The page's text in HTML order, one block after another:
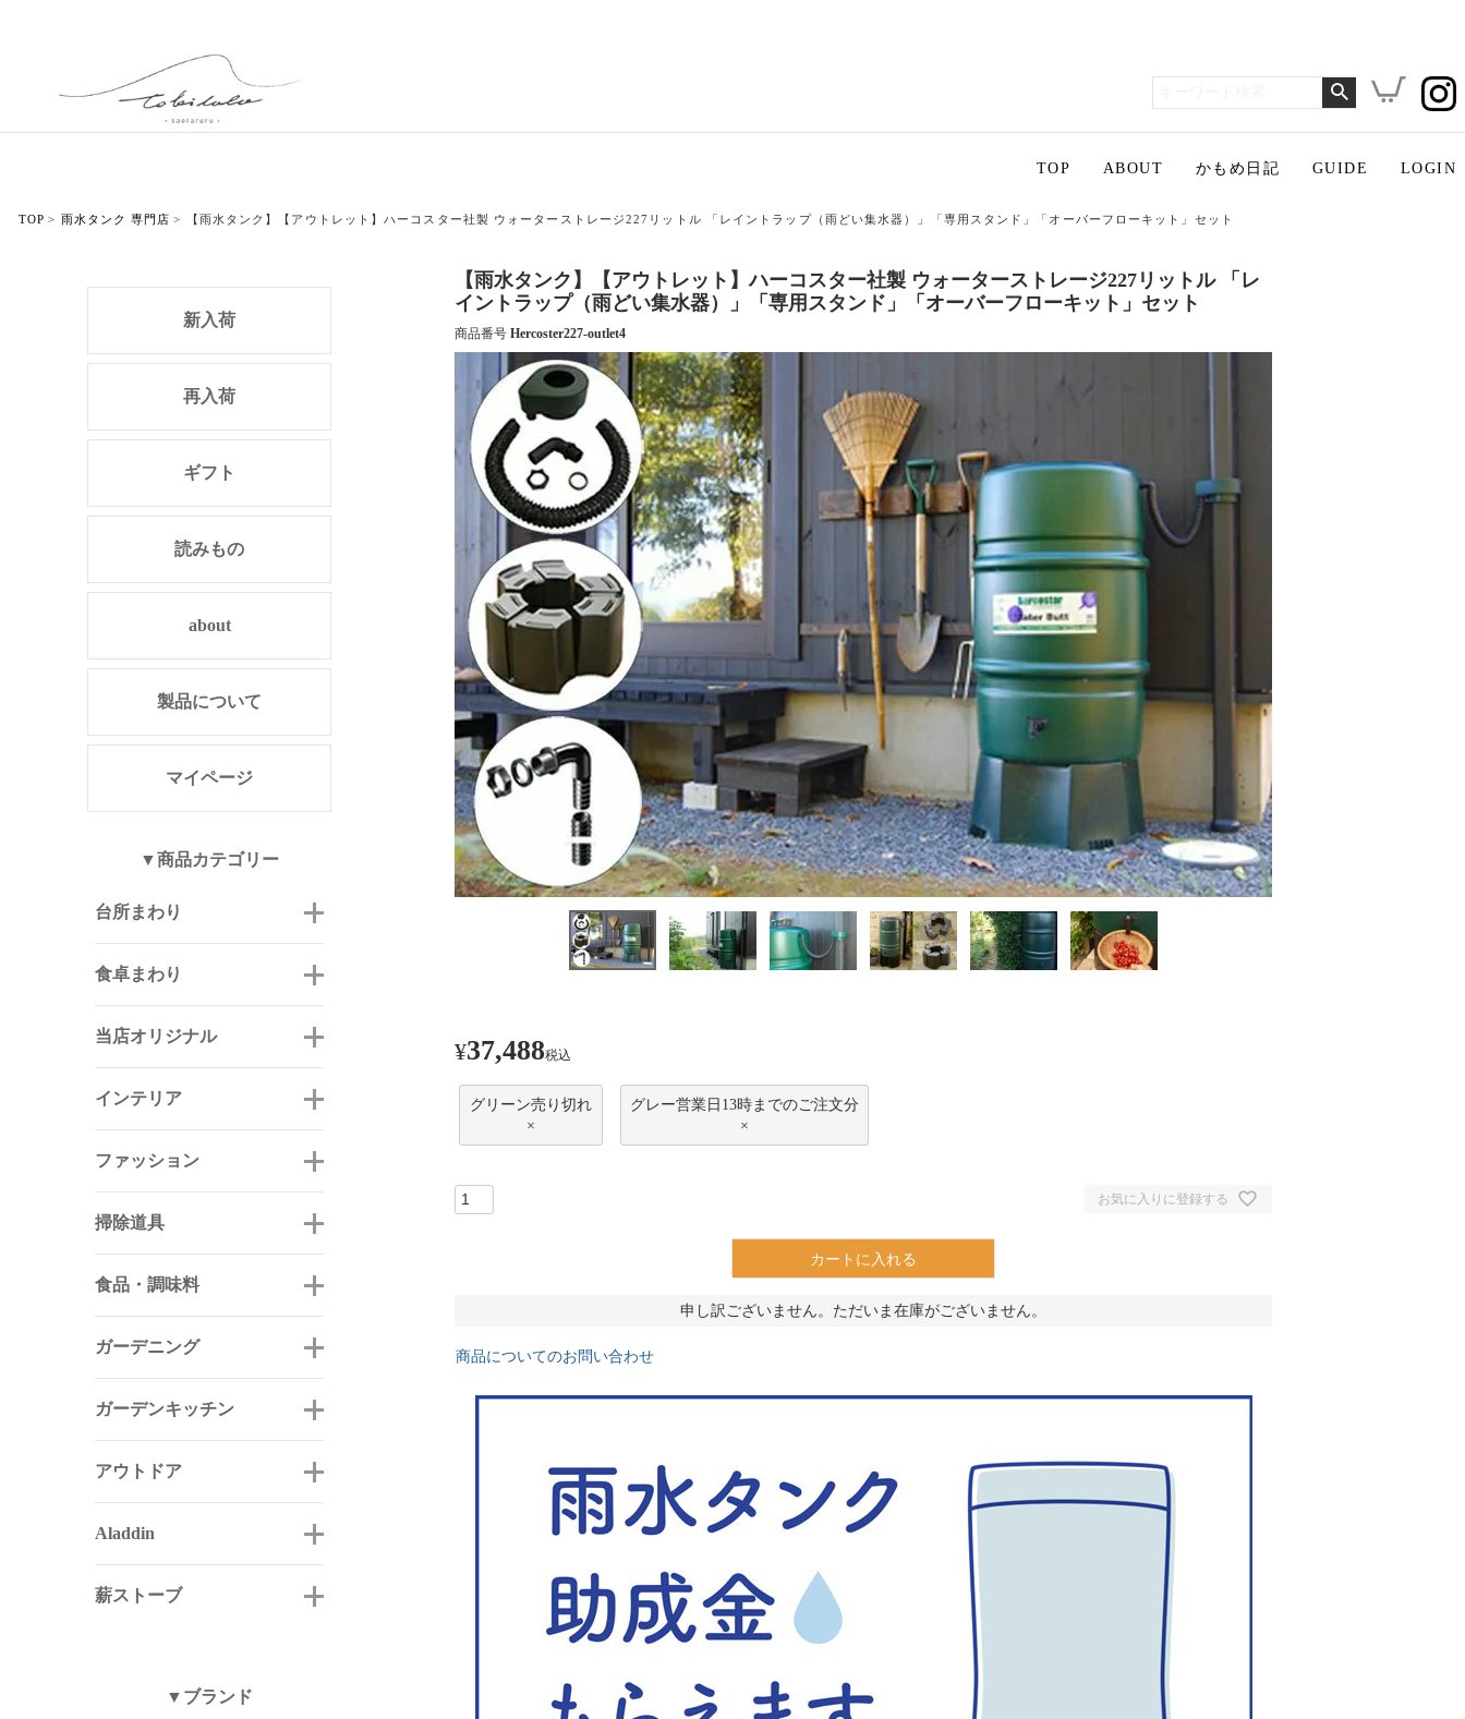
TOP ABOUT かもめ日記 GUIDE LOGIN
TOP 雨水タンク 専門店 【雨水タンク】【アウトレット】ハーコスター社製 ウォーターストレージ227リットル 「レイントラップ（雨どい集水器）」「専用スタンド」「オーバーフローキット」セット
新入荷
再入荷
ギフト
読みもの
about
製品について
マイページ
▼商品カテゴリー
台所まわり
食卓まわり
当店オリジナル
インテリア
ファッション
掃除道具
食品・調味料
ガーデニング
ガーデンキッチン
アウトドア
Aladdin
薪ストーブ
▼ブランド
【雨水タンク】【アウトレット】ハーコスター社製 ウォーターストレージ227リットル 「レ
イントラップ（雨どい集水器）」「専用スタンド」「オーバーフローキット」セット
商品番号 Hercoster227-outlet4
¥37,488税込
グリーン売り切れ
×
グレー営業日13時までのご注文分
×
お気に入りに登録する
カートに入れる
申し訳ございません。ただいま在庫がございません。
商品についてのお問い合わせ